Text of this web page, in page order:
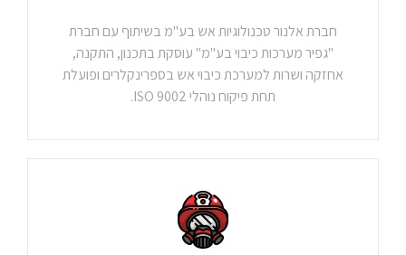
חברת אלנור טכנולוגיות אש בע"מ בשיתוף עם חברת
"גפיר מערכות כיבוי בע"מ" עוסקת בתכנון, התקנה,
אחזקה ושרות למערכת כיבוי אש בספרינקלרים ופועלת
תחת פיקוח נוהלי 9002 ISO.